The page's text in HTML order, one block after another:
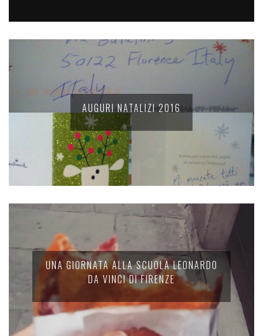
AUGURI NATALIZI 2016
UNA GIORNATA ALLA SCUOLA LEONARDO
DA VINCI DI FIRENZE